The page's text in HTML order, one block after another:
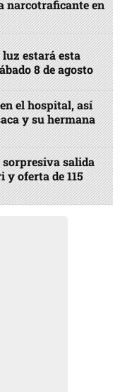
narcotraficante en
estará esta
8 de agosto
el hospital, así
y su hermana
sorpresiva salida
y oferta de 115